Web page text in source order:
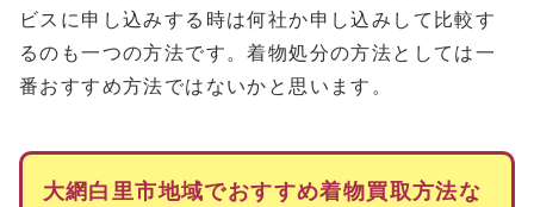
ビスに申し込みする時は何社か申し込みして比較す
るのも一つの方法です。着物処分の方法としては一
番おすすめ方法ではないかと思います。
大網白里市地域でおすすめ着物買取方法な